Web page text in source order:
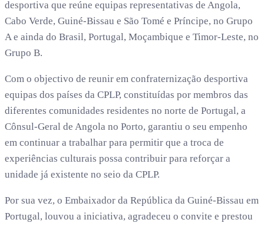
desportiva que reúne equipas representativas de Angola,
Cabo Verde, Guiné-Bissau e São Tomé e Príncipe, no Grupo
A e ainda do Brasil, Portugal, Moçambique e Timor-Leste, no
Grupo B.
Com o objectivo de reunir em confraternização desportiva
equipas dos países da CPLP, constituídas por membros das
diferentes comunidades residentes no norte de Portugal, a
Cônsul-Geral de Angola no Porto, garantiu o seu empenho
em continuar a trabalhar para permitir que a troca de
experiências culturais possa contribuir para reforçar a
unidade já existente no seio da CPLP.
Por sua vez, o Embaixador da República da Guiné-Bissau em
Portugal, louvou a iniciativa, agradeceu o convite e prestou